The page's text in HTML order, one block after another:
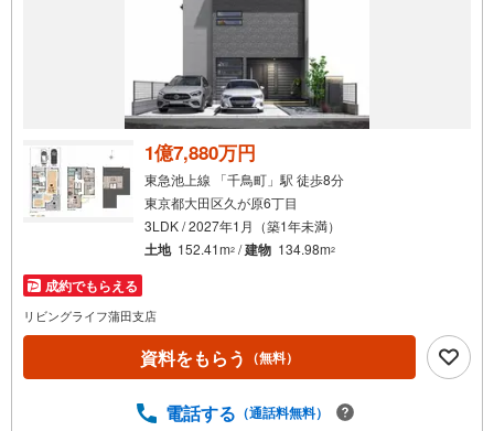
イ
ペ
ー
1億7,880万円
東急池上線 「千鳥町」駅 徒歩8分
東京都大田区久が原6丁目
3LDK / 2027年1月（築1年未満）
土地 152.41m2 /建物 134.98m2
成約でもらえる
リビングライフ蒲田支店
資料をもらう （無料）
電話する （通話料無料）